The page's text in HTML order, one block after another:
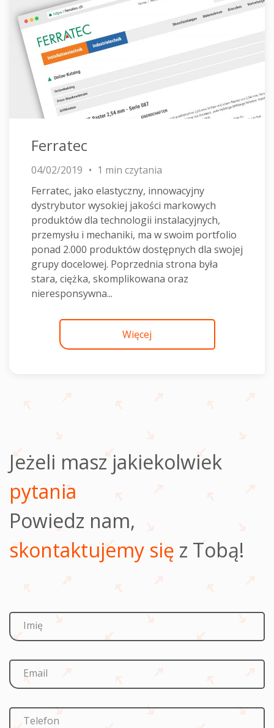
Ferratec
04/02/2019
1 min czytania
Ferratec, jako elastyczny, innowacyjny
dystrybutor wysokiej jakości markowych
produktów dla technologii instalacyjnych,
przemysłu i mechaniki, ma w swoim portfolio
ponad 2.000 produktów dostępnych dla swojej
grupy docelowej. Poprzednia strona była
stara, ciężka, skomplikowana oraz
nieresponsywna...
Więcej
Jeżeli masz jakiekolwiek
pytania
Powiedz nam,
skontaktujemy się z Tobą!
Imię
Email
Telefon